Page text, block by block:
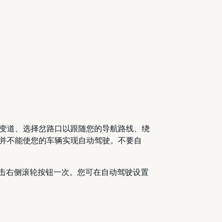
道、选择岔路口以跟随您的导航路线、绕
不能使您的车辆实现自动驾驶。不要自
侧滚轮按钮一次。您可在自动驾驶设置